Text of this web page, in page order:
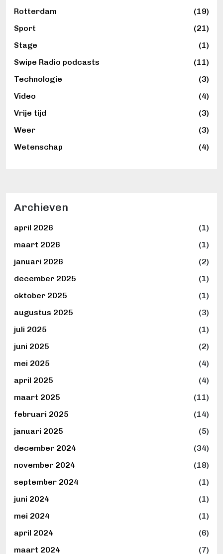
Rotterdam
(19)
Sport
(21)
Stage
(1)
Swipe Radio podcasts
(11)
Technologie
(3)
Video
(4)
Vrije tijd
(3)
Weer
(3)
Wetenschap
(4)
Archieven
april 2026
(1)
maart 2026
(1)
januari 2026
(2)
december 2025
(1)
oktober 2025
(1)
augustus 2025
(3)
juli 2025
(1)
juni 2025
(2)
mei 2025
(4)
april 2025
(4)
maart 2025
(11)
februari 2025
(14)
januari 2025
(5)
december 2024
(34)
november 2024
(18)
september 2024
(1)
juni 2024
(1)
mei 2024
(1)
april 2024
(6)
maart 2024
(7)